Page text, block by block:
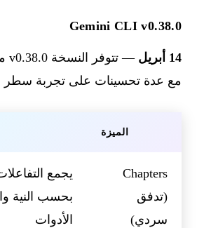
Gemini CLI v0.38.0
14 أبريل
مع عدة تحسينات على تجربة سطر
الميزة
Chapters
(تدفق
سردي)
يجمع
بحسب النية
الأدوات